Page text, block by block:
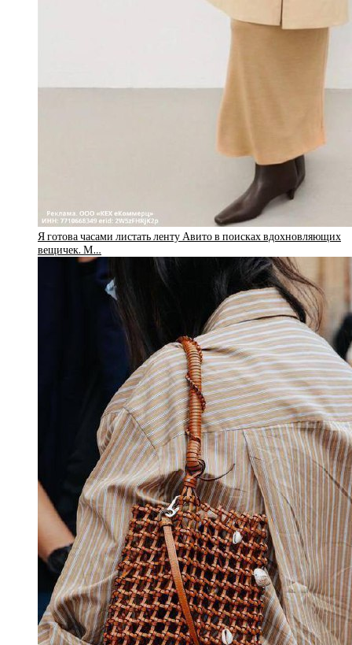
Я готова часами листать ленту Авито в поисках вдохновляющих
вещичек. М…